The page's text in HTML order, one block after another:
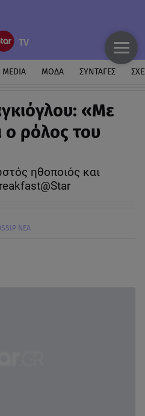
MEDIA ΜΟΔΑ ΣΥΝΤΑΓΕΣ
«Με
ο ρόλος του
ηθοποιός και
ΝΕΑ